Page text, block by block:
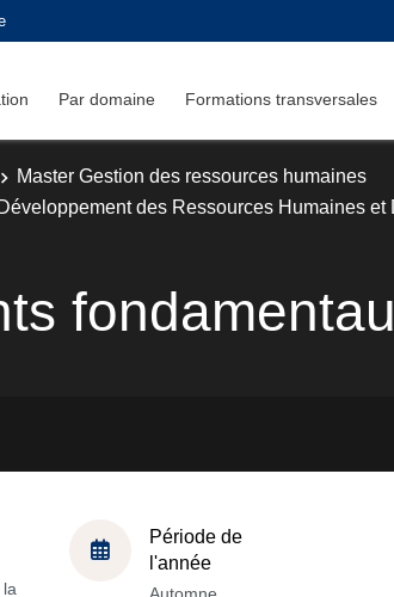
Par domaine Formations transversales
Master Gestion des ressources humaines
des Ressources Humaines
Période de
l'année
Automne